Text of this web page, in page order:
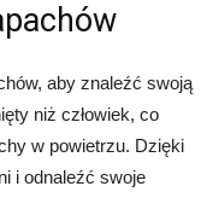
aby znaleźć swoją
niż człowiek, co
w powietrzu. Dzięki
i odnaleźć swoje